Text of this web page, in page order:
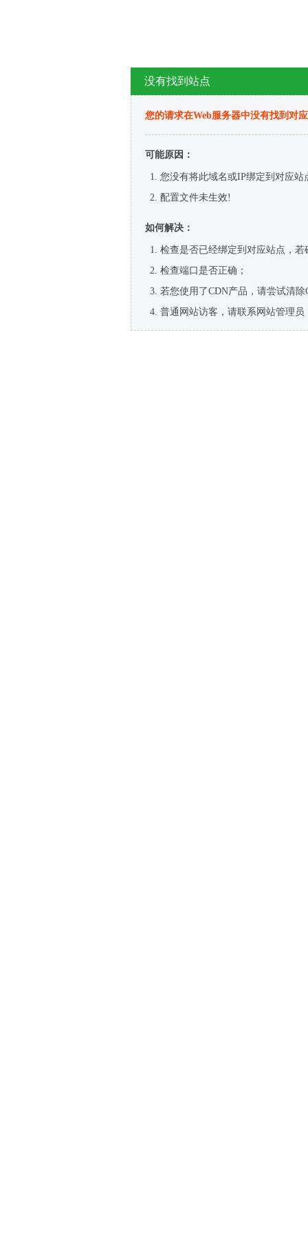
没有找到站点
您的请求在Web服务器中没有找到对
可能原因：
您没有将此域名或IP绑定到对应站
配置文件未生效!
如何解决：
检查是否已经绑定到对应站点，
检查端口是否正确；
若您使用了CDN产品，请尝试清除
普通网站访客，请联系网站管理员